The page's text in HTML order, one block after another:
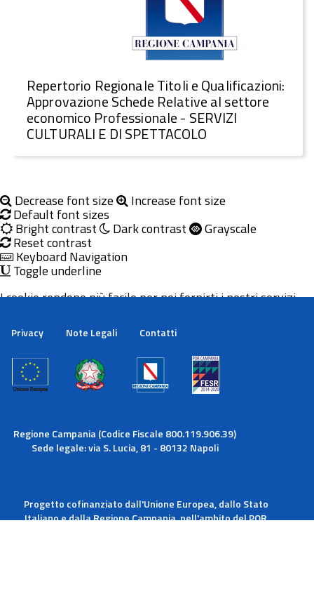
Repertorio Regionale Titoli e Qualificazioni:
Approvazione Schede Relative al settore
economico Professionale - SERVIZI
CULTURALI E DI SPETTACOLO
Decrease font size Increase font size
Default font sizes
Bright contrast Dark contrast Grayscale
Reset contrast
Keyboard Navigation
Toggle underline
Privacy Note Legali Contatti
Regione Campania (Codice Fiscale 800.119.906.39)
Sede legale: via S. Lucia, 81 - 80132 Napoli
Progetto cofinanziato dall'Unione Europea, dallo Stato
Italiano e dalla Regione Campania, nell'ambito del POR
I cookie rendono più facile per noi fornirti i nostri servizi.
cookie.
Maggiori informazioni